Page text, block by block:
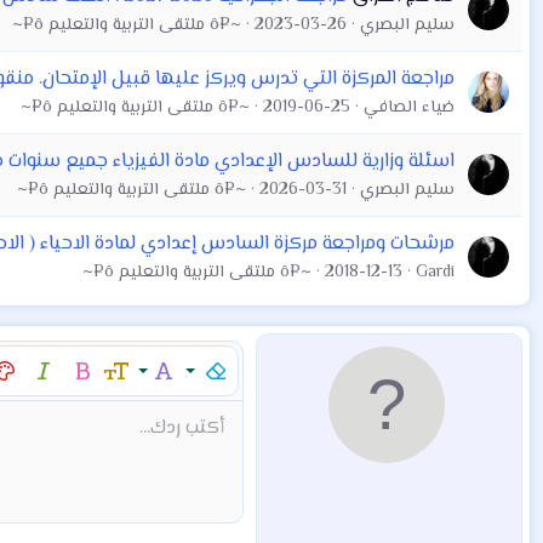
سليم البصري 2023-03-26 ~¤ô ملتقى التربية والتعليم ô¤~
مراجعة المركزة التي تدرس ويركز عليها قبيل الإمتحان.
ضياء الصافي 2019-06-25 ~¤ô ملتقى التربية والتعليم ô¤~
اسئلة وزارية للسادس الإعدادي مادة الفيزياء جميع سنوات مع الحلول
سليم البصري 2026-03-31 ~¤ô ملتقى التربية والتعليم ô¤~
مرشحات ومراجعة مركزة السادس إعدادي لمادة الاحياء ( الاحيائي ) السادس العلمي ٢٠١٩ وباقي سنوات
Gardi
2018-12-13 ~¤ô ملتقى التربية والتعليم ô¤~
إزالة التنسيقعائلة الخط
Arial
Book Antiqua
حجم الخط
9
10
غامق مائل
نص مخفي مضمن
إقتباسشراء المنتجMod:Alert
Mod:Warning
Mod:Infoإدراج خط أفقي
محتوى مخفي
كودأكتب ردك...